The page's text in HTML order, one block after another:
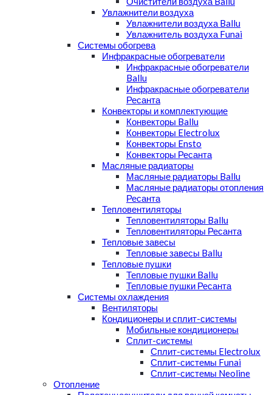
Увлажнители воздуха
Увлажнители воздуха Ballu
Увлажнитель воздуха Funai
Системы обогрева
Инфракрасные обогреватели
Инфракрасные обогреватели
Ballu
Инфракрасные обогреватели
Ресанта
Конвекторы и комплектующие
Конвекторы Ballu
Конвекторы Electrolux
Конвекторы Ensto
Конвекторы Ресанта
Масляные радиаторы
Масляные радиаторы Ballu
Масляные радиаторы отопления
Ресанта
Тепловентиляторы
Тепловентиляторы Ballu
Тепловентиляторы Ресанта
Тепловые завесы
Тепловые завесы Ballu
Тепловые пушки
Тепловые пушки Ballu
Тепловые пушки Ресанта
Системы охлаждения
Вентиляторы
Кондиционеры и сплит-системы
Мобильные кондиционеры
Сплит-системы
Сплит-системы Electrolux
Сплит-системы Funai
Сплит-системы Neoline
Отопление